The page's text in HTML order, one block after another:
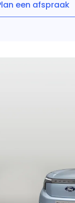
een afspraak